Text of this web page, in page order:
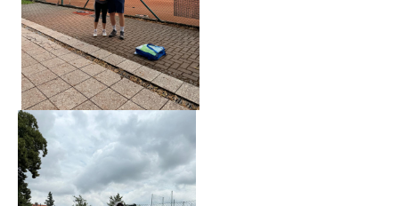
EVENTS & TURNIERE
Anhalt Open Senioren
4-Städte-Turnier
Unternehmer-Cup 2026
5. Kreismeisterschaften Anhalt Bitterfeld Kinder und
Jugend 2026
Vereinsturniere 2026